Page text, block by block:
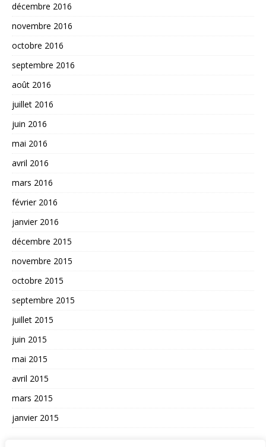
décembre 2016
novembre 2016
octobre 2016
septembre 2016
août 2016
juillet 2016
juin 2016
mai 2016
avril 2016
mars 2016
février 2016
janvier 2016
décembre 2015
novembre 2015
octobre 2015
septembre 2015
juillet 2015
juin 2015
mai 2015
avril 2015
mars 2015
janvier 2015